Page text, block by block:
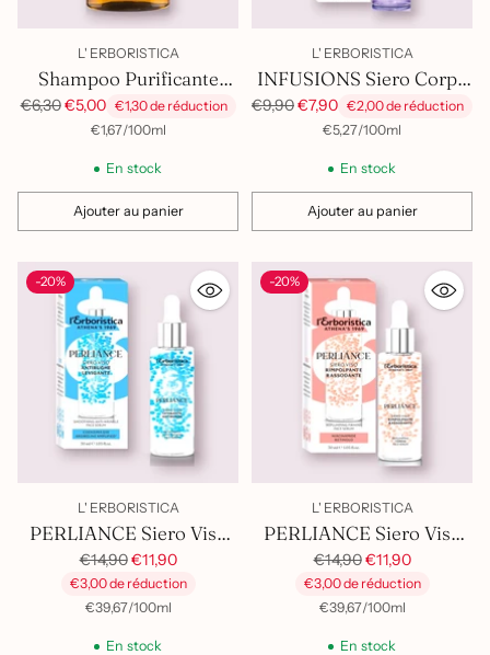
L' ERBORISTICA
Shampoo Purificante
Menta e Betulla
Prix
€6,30€5,00 €1,30 de réduction
Prix
€1,67/
par 100ml
En stock
Ajouter au panier
Quantité
L' ERBORISTICA
INFUSIONS Siero Corpo
Elasticizzante
Prix
€9,90€7,90 €2,00 de réduction
Prix
€5,27/
par 100ml
En stock
Ajouter au panier
Quantité
-20%
L' ERBORISTICA
PERLIANCE Siero Viso
CoenzimaQ10&Argireline
Prix
habituel
€14,90€11,90
€3,00 de réduction
Prix
€39,67/
par 100ml
En stock
-20%
L' ERBORISTICA
PERLIANCE Siero Viso
Niacinamide&Retinolo
Prix
habituel
€14,90€11,90
€3,00 de réduction
Prix
€39,67/
par 100ml
En stock